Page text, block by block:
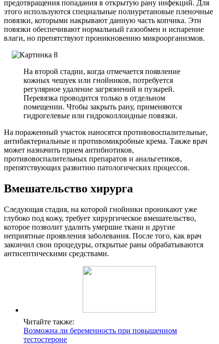
предотвращения попадания в открытую рану инфекций. Для
этого используются специальные полиуретановые пленочные
повязки, которыми накрывают данную часть копчика. Эти
повязки обеспечивают нормальный газообмен и испарение
влаги, но препятствуют проникновению микроорганизмов.
На второй стадии, когда отмечается появление
кожных чешуек или гнойников, потребуется
регулярное удаление загрязнений и пузырей.
Перевязка проводится только в отдельном
помещении. Чтобы закрыть рану, применяются
гидрогелевые или гидроколлоидные повязки.
На пораженный участок наносятся противовоспалительные,
антибактериальные и противомикробные крема. Также врач
может назначить прием антибиотиков,
противовоспалительных препаратов и анальгетиков,
препятствующих развитию патологических процессов.
Вмешательство хирурга
Следующая стадия, на которой гнойники проникают уже
глубоко под кожу, требует хирургическое вмешательство,
которое позволит удалить умершие ткани и другие
неприятные проявления заболевания. После того, как врач
закончил свои процедуры, открытые раны обрабатываются
антисептическими средствами.
Читайте также:
Возможна ли беременность при повышенном
тестостероне